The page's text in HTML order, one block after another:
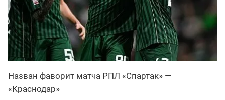
Назван фаворит матча РПЛ «Спартак» —
«Краснодар»